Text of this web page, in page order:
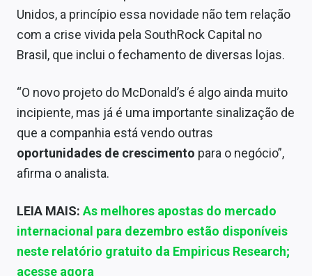
Unidos, a princípio essa novidade não tem relação
com a crise vivida pela SouthRock Capital no
Brasil, que inclui o fechamento de diversas lojas.
“O novo projeto do McDonald’s é algo ainda muito
incipiente, mas já é uma importante sinalização de
que a companhia está vendo outras
oportunidades de crescimento para o negócio”,
afirma o analista.
LEIA MAIS: As melhores apostas do mercado
internacional para dezembro estão disponíveis
neste relatório gratuito da Empiricus Research;
acesse agora